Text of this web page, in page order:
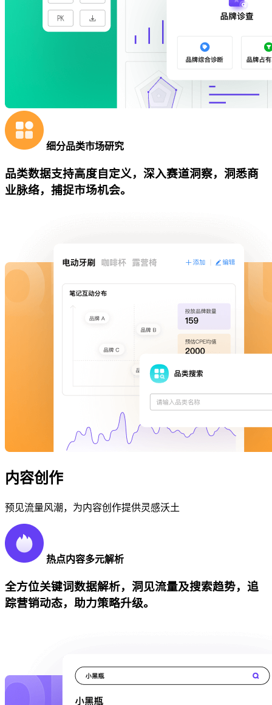
细分品类市场研究
品类数据支持高度自定义，深入赛道洞察，洞悉商
业脉络，捕捉市场机会。
内容创作
预见流量风潮，为内容创作提供灵感沃土
热点内容多元解析
全方位关键词数据解析，洞见流量及搜索趋势，追
踪营销动态，助力策略升级。